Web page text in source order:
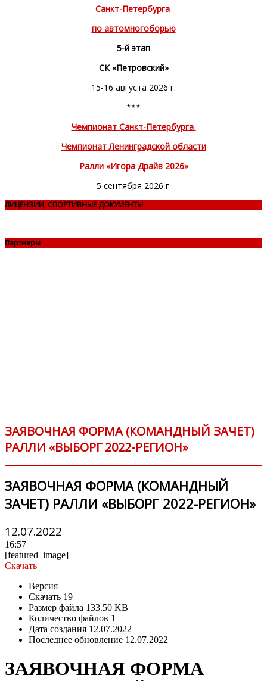
Санкт-Петербурга
по автомногоборью
5-й этап
СК «Петровский»
15-16 августа 2026 г.
***
Чемпионат Санкт-Петербурга
Чемпионат Ленинградской области
Ралли «Игора Драйв 2026»
5 сентября 2026 г.
ЛИЦЕНЗИИ, СПОРТИВНЫЕ ДОКУМЕНТЫ
Партнеры
ЗАЯВОЧНАЯ ФОРМА (КОМАНДНЫЙ ЗАЧЕТ)
РАЛЛИ «ВЫБОРГ 2022-РЕГИОН»
ЗАЯВОЧНАЯ ФОРМА (КОМАНДНЫЙ
ЗАЧЕТ) РАЛЛИ «ВЫБОРГ 2022-РЕГИОН»
12.07.2022
16:57
[featured_image]
Скачать
Версия
Скачать 19
Размер файла 133.50 KB
Количество файлов 1
Дата создания 12.07.2022
Последнее обновление 12.07.2022
ЗАЯВОЧНАЯ ФОРМА